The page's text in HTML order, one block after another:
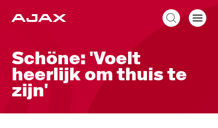
Schöne: 'Voelt
heerlijk om thuis te
zijn'